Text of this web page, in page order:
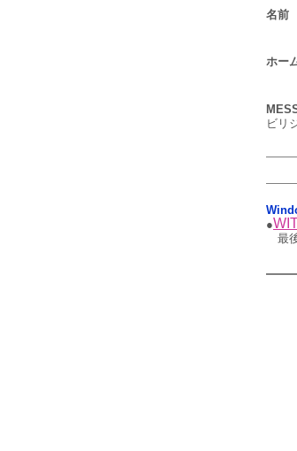
名前
ホー
ビリ
●
最